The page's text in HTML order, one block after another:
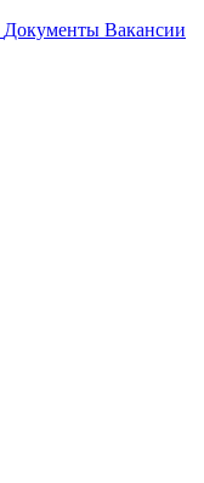
Документы Вакансии